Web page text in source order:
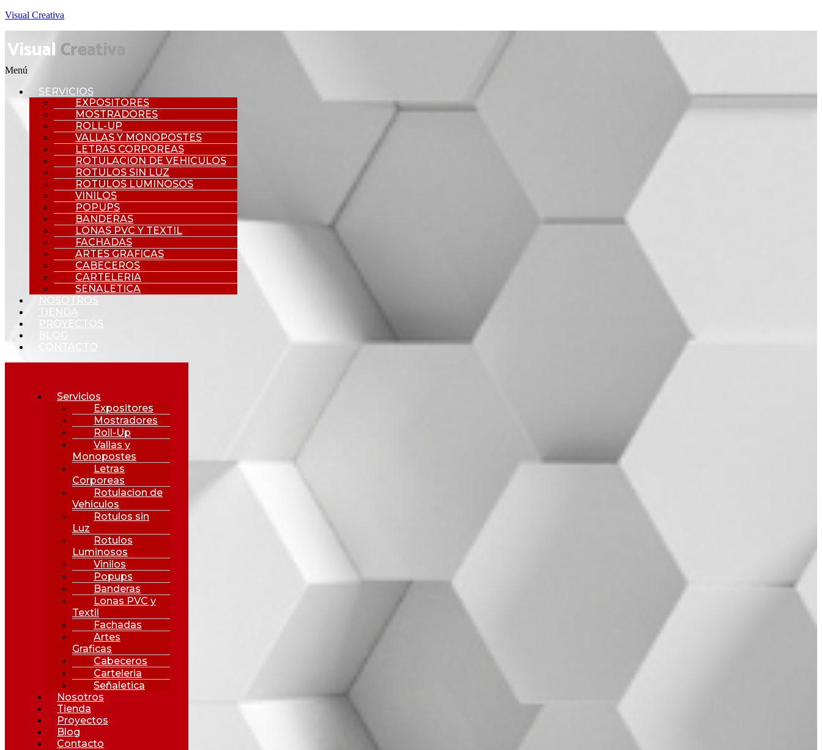
Visual Creativa
Menú
SERVICIOS
EXPOSITORES
MOSTRADORES
ROLL-UP
VALLAS Y MONOPOSTES
LETRAS CORPOREAS
ROTULACION DE VEHICULOS
ROTULOS SIN LUZ
ROTULOS LUMINOSOS
VINILOS
POPUPS
BANDERAS
LONAS PVC Y TEXTIL
FACHADAS
ARTES GRAFICAS
CABECEROS
CARTELERIA
SEÑALETICA
NOSOTROS
TIENDA
PROYECTOS
Servicios
Expositores
Mostradores
Roll-Up
Vallas y
Monopostes
Letras
Corporeas
Rotulacion de
Vehiculos
Rotulos sin
Luz
Rotulos
Luminosos
Vinilos
Popups
Banderas
Lonas PVC y
Textil
Fachadas
Artes
Graficas
Cabeceros
Carteleria
Señaletica
Nosotros
Tienda
Proyectos
Blog
Contacto